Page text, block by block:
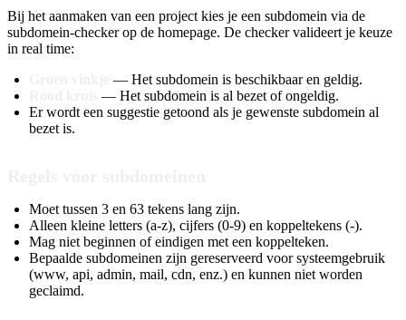
Bij het aanmaken van een project kies je een subdomein via de
subdomein-checker op de homepage. De checker valideert je keuze
in real time:
— Het subdomein is beschikbaar en geldig.
— Het subdomein is al bezet of ongeldig.
Er wordt een suggestie getoond als je gewenste subdomein al
bezet is.
Moet tussen 3 en 63 tekens lang zijn.
Alleen kleine letters (a-z), cijfers (0-9) en koppeltekens (-).
Mag niet beginnen of eindigen met een koppelteken.
Bepaalde subdomeinen zijn gereserveerd voor systeemgebruik
(www, api, admin, mail, cdn, enz.) en kunnen niet worden
geclaimd.